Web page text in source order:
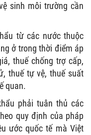
sinh môi trường cần
từ các nước thuộc
ở trong thời điểm áp
thuế chống trợ cấp,
thuế tự vệ, thuế suất
quan.
phải tuân thủ các
quy định của pháp
ước quốc tế mà Việt